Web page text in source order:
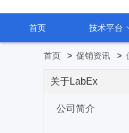
首页 技术平台
首页 > 促销资讯 >
关于LabEx
公司简介